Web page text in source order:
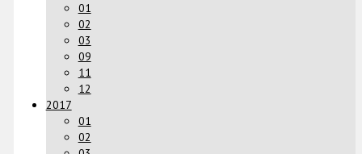
01
02
03
09
11
12
2017
01
02